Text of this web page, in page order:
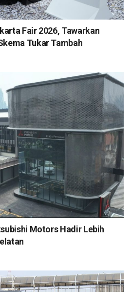
Fair 2026, Tawarkan
Tukar Tambah
Motors Hadir Lebih